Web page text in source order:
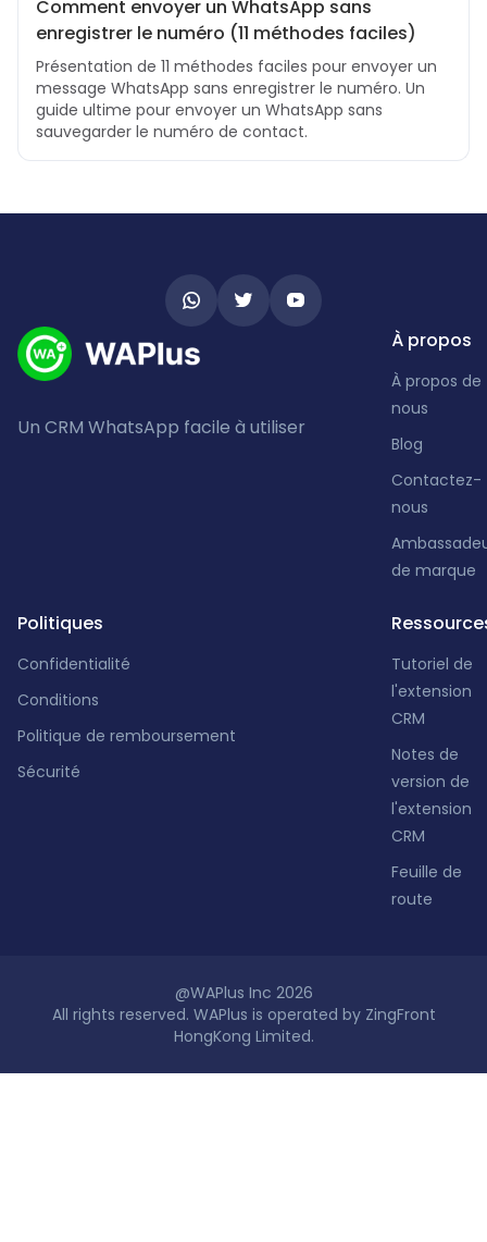
Comment envoyer un WhatsApp sans
enregistrer le numéro (11 méthodes faciles)
Présentation de 11 méthodes faciles pour envoyer un
message WhatsApp sans enregistrer le numéro. Un
guide ultime pour envoyer un WhatsApp sans
sauvegarder le numéro de contact.
Un CRM WhatsApp facile à utiliser
À propos
À propos de
nous
Blog
Contactez-
nous
de marque
Politiques
Confidentialité
Conditions
Politique de remboursement
Sécurité
Tutoriel de
l'extension
CRM
Notes de
version de
l'extension
CRM
Feuille de
route
@WAPlus Inc 2026
All rights reserved. WAPlus is operated by ZingFront
HongKong Limited.